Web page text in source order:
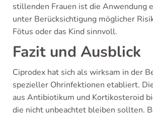
stillenden Frauen ist die Anwendung
unter Berücksichtigung möglicher
Fötus oder das Kind sinnvoll.
Fazit und Ausblick
Ciprodex hat sich als wirksam in der
spezieller Ohrinfektionen etabliert.
aus Antibiotikum und Kortikosteroid
die nicht unbeachtet bleiben sollten.